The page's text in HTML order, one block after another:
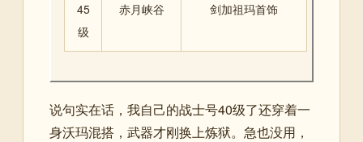
45
级
赤月峡谷
剑加祖玛首饰
说句实在话，我自己的战士号40级了还穿着一
身沃玛混搭，武器才刚换上炼狱。急也没用，